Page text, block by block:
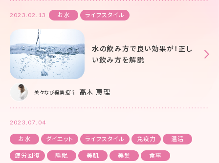
2023.02.13 お水 ライフスタイル
水の飲み方で良い効果が！正し
い飲み方を解説
美々なび編集担当 高木 恵理
2023.07.04
お水 ダイエット ライフスタイル 免疫力 温活
疲労回復 睡眠 美肌 美髪 食事